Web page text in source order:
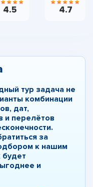
4.5 4.7
тур задача не
комбинации
дат,
и перелётов
за
к нашим
будет
и